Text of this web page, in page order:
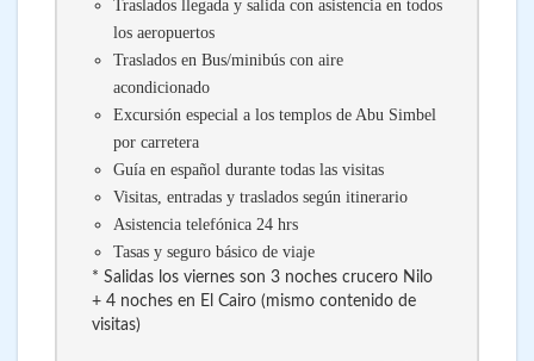
Traslados llegada y salida con asistencia en todos
los aeropuertos
Traslados en Bus/minibús con aire
acondicionado
Excursión especial a los templos de Abu Simbel
por carretera
Guía en español durante todas las visitas
Visitas, entradas y traslados según itinerario
Asistencia telefónica 24 hrs
Tasas y seguro básico de viaje
* Salidas los viernes son 3 noches crucero Nilo
+ 4 noches en El Cairo (mismo contenido de
visitas)